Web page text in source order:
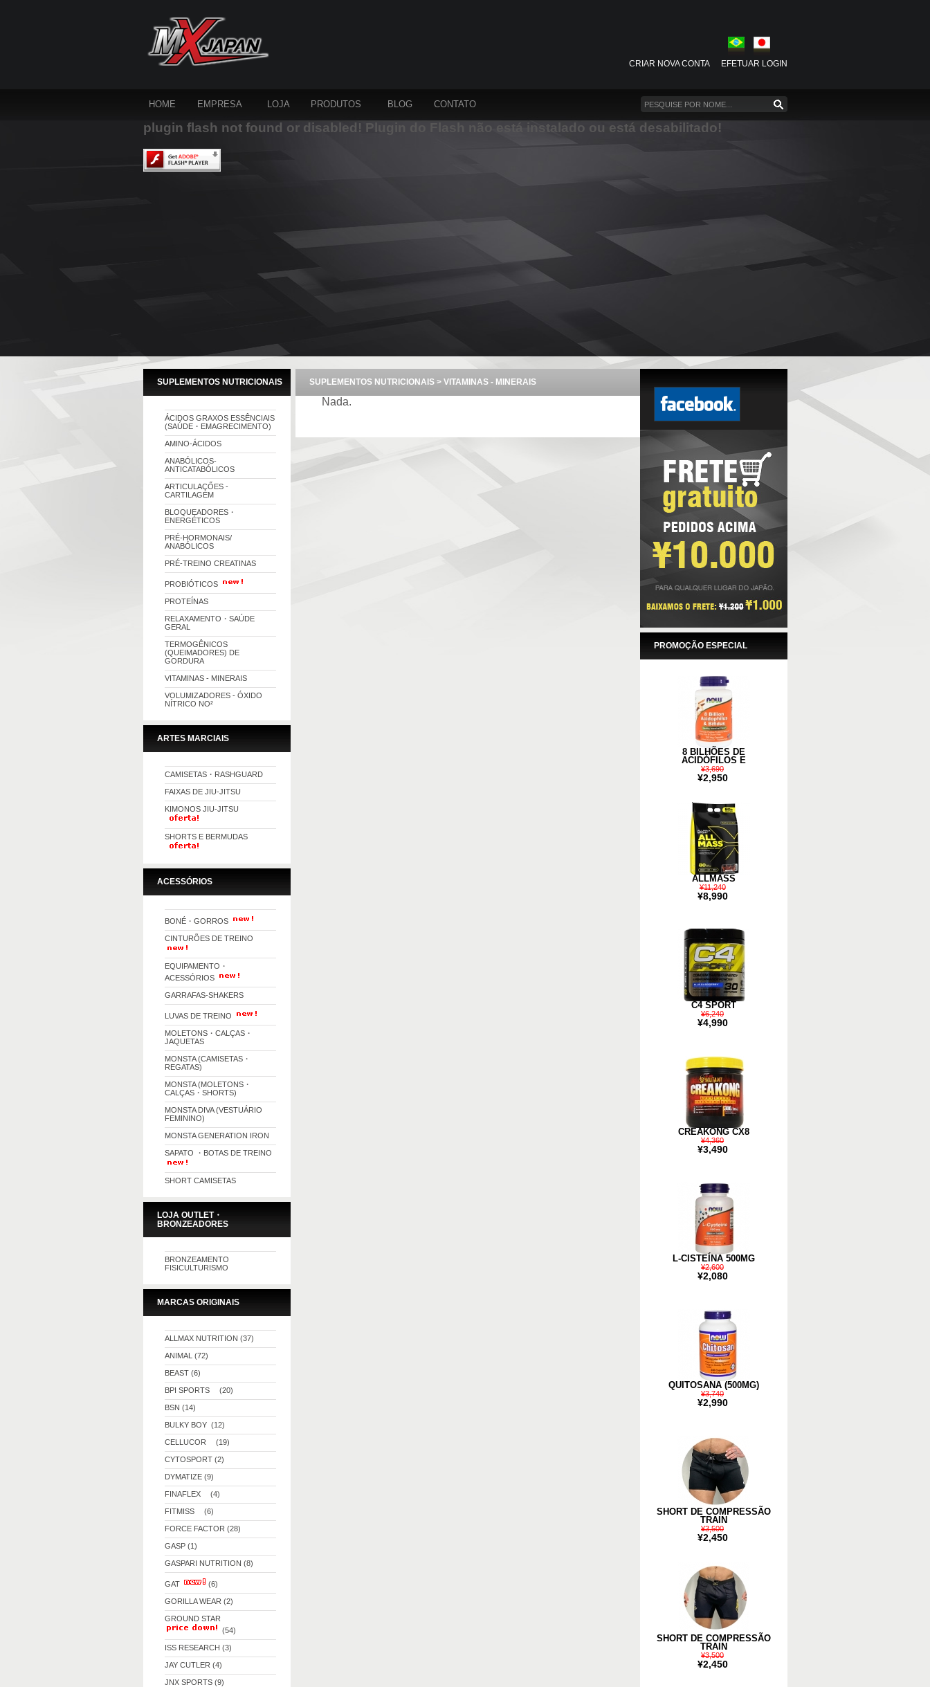
CRIAR NOVA CONTA EFETUAR LOGIN
HOME EMPRESA LOJA PRODUTOS BLOG CONTATO
plugin flash not found or disabled! Plugin do Flash não está instalado ou está desabilitado!
SUPLEMENTOS NUTRICIONAIS
ÁCIDOS GRAXOS ESSÊNCIAIS
(SAÚDE・EMAGRECIMENTO)
AMINO-ÁCIDOS
ANABÓLICOS-
ANTICATABÓLICOS
ARTICULAÇŐES -
CARTILAGEM
BLOQUEADORES・
ENERGÉTICOS
PRÉ-HORMONAIS/
ANABÓLICOS
PRÉ-TREINO CREATINAS
PROBIÓTICOS
PROTEÍNAS
RELAXAMENTO・SAÚDE
GERAL
TERMOGÊNICOS
(QUEIMADORES) DE
GORDURA
VITAMINAS - MINERAIS
VOLUMIZADORES - ÓXIDO
NÍTRICO NO²
ARTES MARCIAIS
CAMISETAS・RASHGUARD
FAIXAS DE JIU-JITSU
KIMONOS JIU-JITSU
SHORTS E BERMUDAS
ACESSÓRIOS
BONÉ・GORROS
CINTURÕES DE TREINO
EQUIPAMENTO・
ACESSÓRIOS
GARRAFAS-SHAKERS
LUVAS DE TREINO
MOLETONS・CALÇAS・
JAQUETAS
MONSTA (CAMISETAS・
REGATAS)
MONSTA (MOLETONS・
CALÇAS・SHORTS)
MONSTA DIVA (VESTUÁRIO
FEMININO)
MONSTA GENERATION IRON
SAPATO ・BOTAS DE TREINO
SHORT CAMISETAS
LOJA OUTLET・
BRONZEADORES
BRONZEAMENTO
FISICULTURISMO
MARCAS ORIGINAIS
ALLMAX NUTRITION (37)
ANIMAL (72)
BEAST (6)
BPI SPORTS (20)
BSN (14)
BULKY BOY (12)
CELLUCOR (19)
CYTOSPORT (2)
DYMATIZE (9)
FINAFLEX (4)
FITMISS (6)
FORCE FACTOR (28)
GASP (1)
GASPARI NUTRITION (8)
GAT (6)
GORILLA WEAR (2)
GROUND STAR
(54)
ISS RESEARCH (3)
JAY CUTLER (4)
JNX SPORTS (9)
SUPLEMENTOS NUTRICIONAIS > VITAMINAS - MINERAIS
Nada.
PROMOÇÃO ESPECIAL
8 BILHÕES DE
ACIDÓFILOS E
¥3,690
¥2,950
ALLMASS
¥11,240
¥8,990
C4 SPORT
¥6,240
¥4,990
CREAKONG CX8
¥4,360
¥3,490
L-CISTEÍNA 500MG
¥2,600
¥2,080
QUITOSANA (500MG)
¥3,740
¥2,990
SHORT DE COMPRESSÃO
TRAIN
¥3,500
¥2,450
SHORT DE COMPRESSÃO
TRAIN
¥3,500
¥2,450